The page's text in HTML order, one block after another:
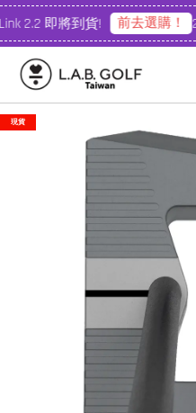
2.2 即將到貨! 前去選購！
現貨